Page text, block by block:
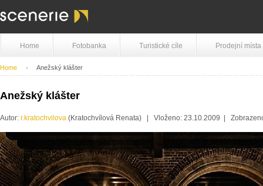
Home Fotobanka Turistické cíle Prodejní místa
Home Anežský klášter
Anežský klášter
Autor: r.kratochvilova (Kratochvílová Renata) | Vloženo: 23.10.2009 |